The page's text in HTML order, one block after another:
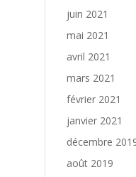
juin 2021
mai 2021
avril 2021
mars 2021
février 2021
janvier 2021
décembre
août 2019